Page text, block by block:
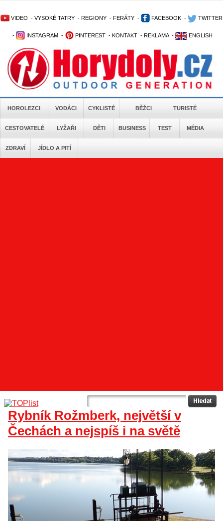
VIDEO - VYSOKÉ TATRY - REGIONY - FERÁTY - FACEBOOK - TWITTER
- INSTAGRAM - PINTEREST - KONTAKT - REKLAMA - ENGLISH
HOROLEZCI VODÁCI CYKLISTÉ BĚŽCI TURISTÉ
CESTOVATELÉ LYŽAŘI DĚTI BUSINESS TEST MÉDIA
ZDRAVÍ JÍDLO A PITÍ
Rybník Rožmberk, největší v
Čechách a nejspíš i na světě